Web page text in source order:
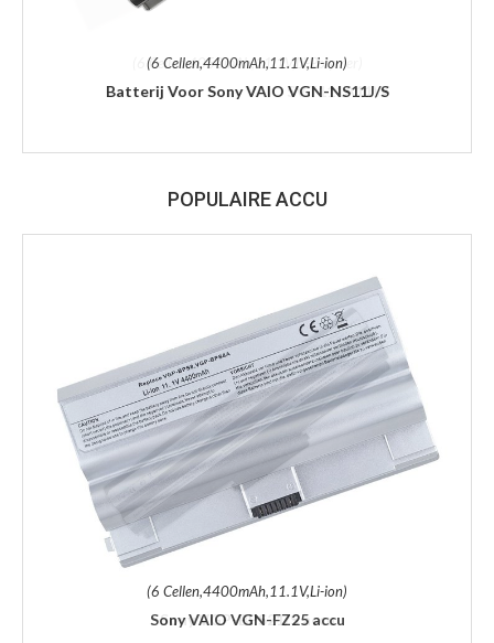
(6 Cellen,4400mAh,11.1V,Li-ion)
Batterij Voor Sony VAIO VGN-NS11J/S
POPULAIRE ACCU
(6 Cellen,4400mAh,11.1V,Li-ion)
Sony VAIO VGN-FZ25 accu